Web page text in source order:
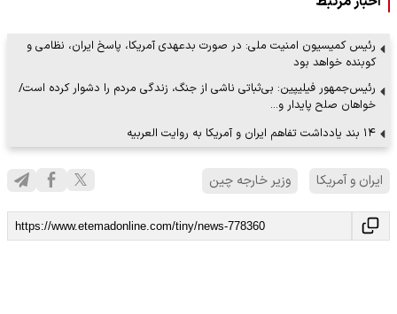
رئیس کمیسیون امنیت ملی: در صورت بدعهدی آمریکا، پاسخ ایران، نظامی و
کوبنده خواهد بود
رئیس‌جمهور فیلیپین: بی‌ثباتی ناشی از جنگ، زندگی مردم را دشوار کرده است/
خواهان صلح پایدار و…
۱۴ بند یادداشت تفاهم ایران و آمریکا به روایت العربیه
ایران و آمریکا وزیر خارجه چین